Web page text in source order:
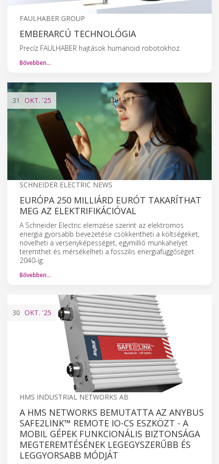
FAULHABER GROUP
EMBERARCÚ TECHNOLÓGIA
Precíz FAULHABER hajtások humanoid robotokhoz.
Bővebben…
31 OKT. '25
SCHNEIDER ELECTRIC NEWS
EURÓPA 250 MILLIÁRD EURÓT TAKARÍTHAT
MEG AZ ELEKTRIFIKÁCIÓVAL
A Schneider Electric elemzése szerint az elektromos
energia gyorsabb bevezetése csökkentheti a költségeket,
növelheti a versenyképességet, egymillió munkahelyet
teremthet és mérsékelheti a fosszilis energiafüggőséget
2040-ig.
Bővebben…
30 OKT. '25
HMS INDUSTRIAL NETWORKS AB
A HMS NETWORKS BEMUTATTA AZ ANYBUS
SAFE2LINK™ REMOTE IO-CS ESZKÖZT - A
MOBIL GÉPEK FUNKCIONÁLIS BIZTONSÁGA
MEGTEREMTÉSÉNEK LEGEGYSZERŰBB ÉS
LEGGYORSABB MÓDJÁT